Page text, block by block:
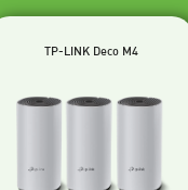
TP-LINK Deco M4